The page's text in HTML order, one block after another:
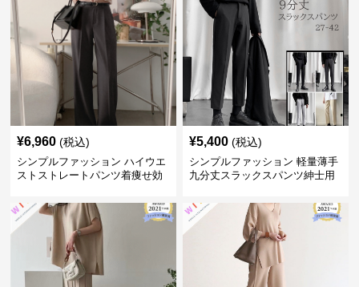
¥6,960 (税込)
シンプルファッション ハイウエ
ストストレートパンツ着痩せ効
¥5,400 (税込)
シンプルファッション 軽量薄手
九分丈スラックスパンツ紳士用